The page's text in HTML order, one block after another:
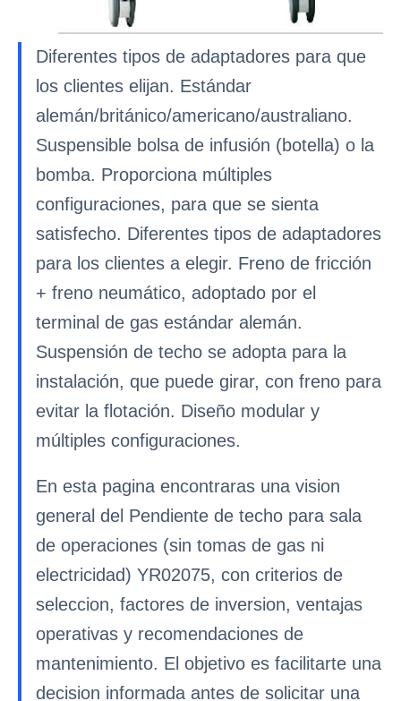
Diferentes tipos de adaptadores para que
los clientes elijan. Estándar
alemán/británico/americano/australiano.
Suspensible bolsa de infusión (botella) o la
bomba. Proporciona múltiples
configuraciones, para que se sienta
satisfecho. Diferentes tipos de adaptadores
para los clientes a elegir. Freno de fricción
+ freno neumático, adoptado por el
terminal de gas estándar alemán.
Suspensión de techo se adopta para la
instalación, que puede girar, con freno para
evitar la flotación. Diseño modular y
múltiples configuraciones.
En esta pagina encontraras una vision
general del Pendiente de techo para sala
de operaciones (sin tomas de gas ni
electricidad) YR02075, con criterios de
seleccion, factores de inversion, ventajas
operativas y recomendaciones de
mantenimiento. El objetivo es facilitarte una
decision informada antes de solicitar una